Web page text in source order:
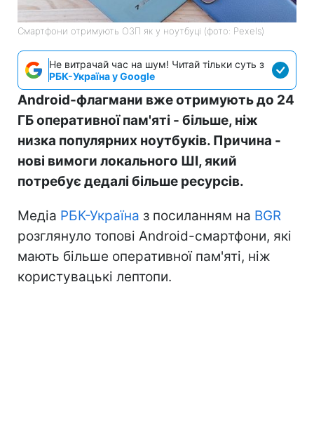
Смартфони отримують ОЗП як у ноутбуці (фото: Pexels)
Не витрачай час на шум! Читай тільки суть з
РБК-Україна у Google
Android-флагмани вже отримують до 24
ГБ оперативної пам'яті - більше, ніж
низка популярних ноутбуків. Причина -
нові вимоги локального ШІ, який
потребує дедалі більше ресурсів.
Медіа РБК-Україна з посиланням на BGR
розглянуло топові Android-смартфони, які
мають більше оперативної пам'яті, ніж
користувацькі лептопи.